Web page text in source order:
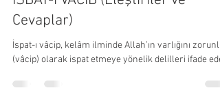
Cevaplar)
İspat-ı vâcip, kelâm ilminde Allah’ın varlığını zorunlu
(vâcip) olarak ispat etmeye yönelik delilleri ifade